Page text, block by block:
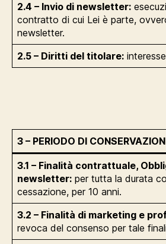
2.4 – Invio di newsletter:
contratto di cui Lei è parte,
newsletter.
2.5 – Diritti del titolare:
3 – PERIODO DI
3.1 – Finalità contrattuale,
newsletter: per tutta la durata
cessazione, per 10 anni.
3.2 – Finalità di marketing e
revoca del consenso per tale